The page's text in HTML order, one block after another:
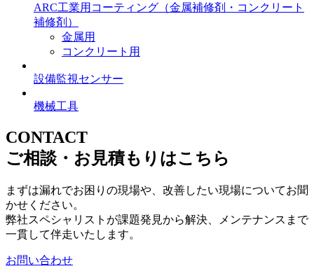
ARC工業用コーティング （金属補修剤・コンクリート
補修剤）
金属用
コンクリート用
設備監視センサー
機械工具
CONTACT
ご相談・お見積もりはこちら
まずは漏れでお困りの現場や、改善したい現場についてお聞
かせください。
弊社スペシャリストが課題発見から解決、メンテナンスまで
一貫して伴走いたします。
お問い合わせ